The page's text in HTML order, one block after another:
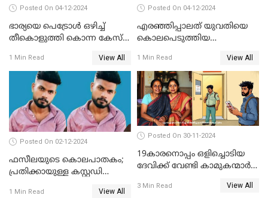
Posted On 04-12-2024
ഭാര്യയെ പെട്രോള്‍ ഒഴിച്ച്
തീകൊളുത്തി കൊന്ന കേസ്‌;
രേഖപ്പെടുത്തി
1 Min Read View All
Posted On 04-12-2024
എരഞ്ഞിപ്പാലത് യുവതിയെ
കൊലപെടുത്തിയ
കസ്റ്റഡി അപേക്ഷ ഇന്ന്
1 Min Read View All
Posted On 02-12-2024
ഫസീലയുടെ കൊലപാതകം;
പ്രതിക്കായുള്ള കസ്റ്റഡി
1 Min Read View All
Posted On 30-11-2024
19കാരനൊപ്പം ഒളിച്ചൊടിയ
ദേവിക്ക് വേണ്ടി കാമുകന്മാർ
സംഭവിച്ചത്
3 Min Read View All